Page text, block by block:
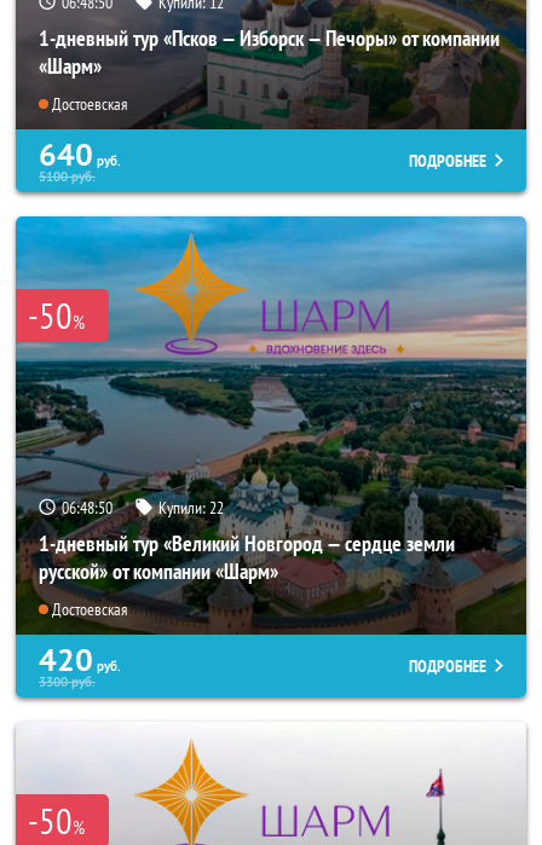
1-дневный тур «Псков — Изборск — Печоры» от компании
«Шарм»
Достоевская
640 руб.
5100руб.
ПОДРОБНЕЕ
-50%
06:48:49 Купили: 22
1-дневный тур «Великий Новгород — сердце земли
русской» от компании «Шарм»
Достоевская
420 руб.
3300руб.
ПОДРОБНЕЕ
-50%